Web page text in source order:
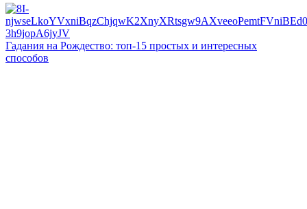
Гадания на Рождество: топ-15 простых и интересных
способов